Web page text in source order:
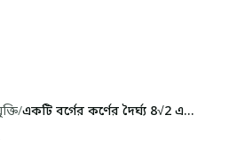
/
একটি বর্গের কর্ণের দৈর্ঘ্য 8√2 একক হলে, ঐ বর্গে...